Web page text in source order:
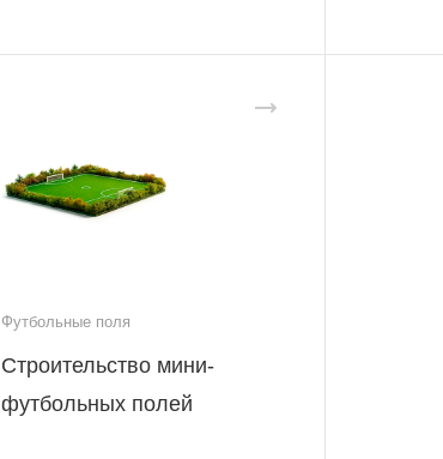
Футбольные поля
Строительство мини-
футбольных полей